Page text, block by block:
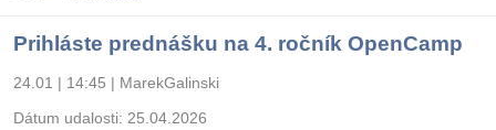
Prihláste prednášku na 4. ročník OpenCamp
24.01 | 14:45 | MarekGalinski
Dátum udalosti: 25.04.2026